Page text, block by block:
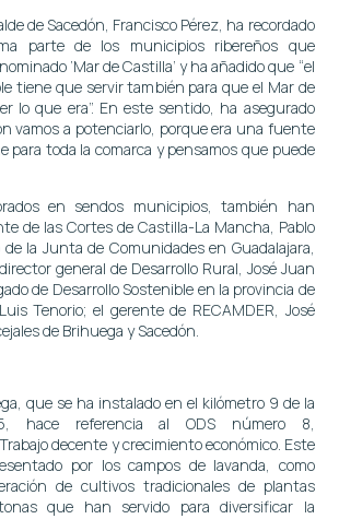
de Sacedón, Francisco Pérez, ha recordado
parte de los municipios ribereños que
‘Mar de Castilla’ y ha añadido que “el
tiene que servir también para que el Mar de
lo que era”. En este sentido, ha asegurado
vamos a potenciarlo, porque era una fuente
para toda la comarca y pensamos que puede
en sendos municipios, también han
de las Cortes de Castilla-La Mancha, Pablo
de la Junta de Comunidades en Guadalajara,
general de Desarrollo Rural, José Juan
de Desarrollo Sostenible en la provincia de
Tenorio; el gerente de RECAMDER, José
de Brihuega y Sacedón.
que se ha instalado en el kilómetro 9 de la
hace referencia al ODS número 8,
decente y crecimiento económico. Este
por los campos de lavanda, como
de cultivos tradicionales de plantas
que han servido para diversificar la